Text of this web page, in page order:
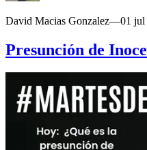
David Macias Gonzalez—01 jul
Presunción de